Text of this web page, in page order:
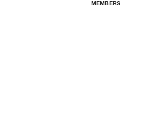
MEMBERS